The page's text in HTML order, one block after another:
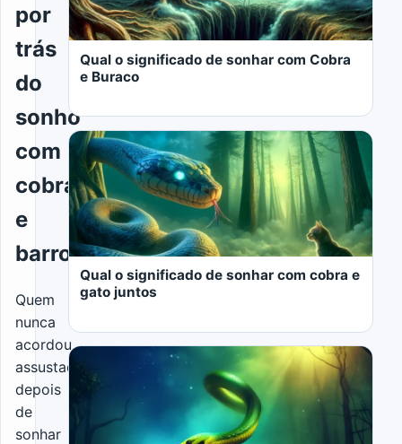
por
trás
do
sonho
com
cobra
e
barro
Quem
nunca
acordou
assustado
depois
de
sonhar
Qual o significado de sonhar com Cobra
e Buraco
LER MAIS
Qual o significado de sonhar com cobra e
gato juntos